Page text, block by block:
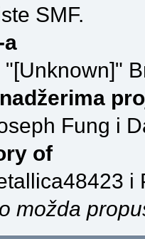
SMF.
a
"[Unknown]"
Fung i
of
i
možda